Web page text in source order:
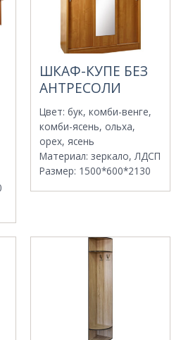
ШКАФ-КУПЕ БЕЗ
АНТРЕСОЛИ
Цвет:бук, комби-венге,
комби-ясень, ольха,
орех, ясень
Материал:зеркало, ЛДСП
Размер: 1500*600*2130